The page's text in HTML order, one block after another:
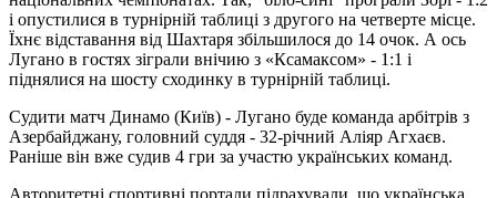
і опустилися в турнірній таблиці з другого на четверте місце.
Їхнє відставання від Шахтаря збільшилося до 14 очок. А ось
Лугано в гостях зіграли внічию з «Ксамаксом» - 1:1 і
піднялися на шосту сходинку в турнірній таблиці.
Судити матч Динамо (Київ) - Лугано буде команда арбітрів з
Азербайджану, головний суддя - 32-річний Аліяр Агхаєв.
Раніше він вже судив 4 гри за участю українських команд.